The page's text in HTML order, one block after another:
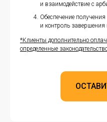
и взаимодействие с
Обеспечение
и контроль завершения
*Клиенты дополнительно
определенные